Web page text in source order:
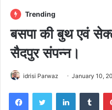
Trending
बसपा की बुथ एवं
सैदपुर संपन्न।
idrisi Parwaz January 10,
FacebookTwitter LinkedIn